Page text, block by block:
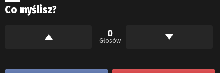
Co myślisz?
0
Głosów